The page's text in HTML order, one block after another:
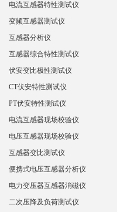
电流互感器特性测试仪
变频互感器测试仪
互感器分析仪
互感器综合特性测试仪
伏安变比极性测试仪
CT伏安特性测试仪
PT伏安特性测试仪
电流互感器现场校验仪
电压互感器现场校验仪
互感器变比测试仪
便携式电压互感器分析仪
电力变压器互感器消磁仪
二次压降及负荷测试仪